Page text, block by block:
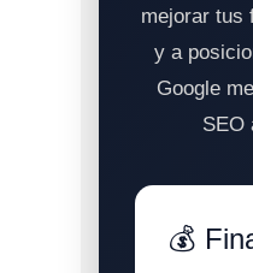
mejorar tus
y a
Google
SEO
💰